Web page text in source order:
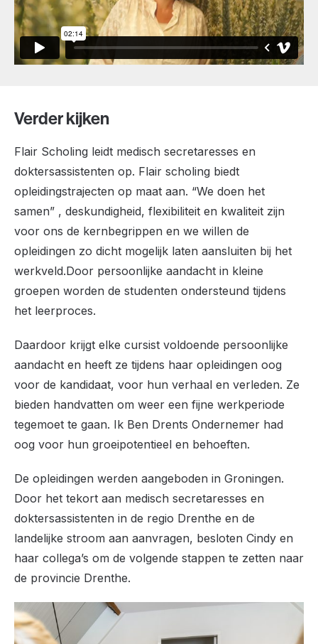
Verder kijken
Flair Scholing leidt medisch secretaresses en
doktersassistenten op. Flair scholing biedt
opleidingstrajecten op maat aan. “We doen het
samen” , deskundigheid, flexibiliteit en kwaliteit zijn
voor ons de kernbegrippen en we willen de
opleidingen zo dicht mogelijk laten aansluiten bij het
werkveld.Door persoonlijke aandacht in kleine
groepen worden de studenten ondersteund tijdens
het leerproces.
Daardoor krijgt elke cursist voldoende persoonlijke
aandacht en heeft ze tijdens haar opleidingen oog
voor de kandidaat, voor hun verhaal en verleden. Ze
bieden handvatten om weer een fijne werkperiode
tegemoet te gaan. Ik Ben Drents Ondernemer had
oog voor hun groeipotentieel en behoeften.
De opleidingen werden aangeboden in Groningen.
Door het tekort aan medisch secretaresses en
doktersassistenten in de regio Drenthe en de
landelijke stroom aan aanvragen, besloten Cindy en
haar collega’s om de volgende stappen te zetten naar
de provincie Drenthe.